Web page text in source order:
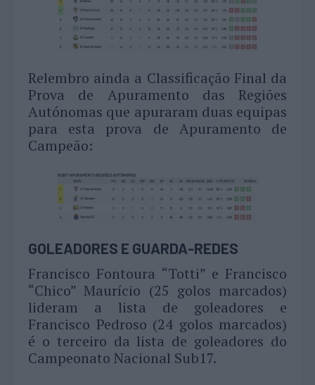
Relembro ainda a Classificação Final da
Prova de Apuramento das Regiões
Autónomas que apuraram duas equipas
para esta prova de Apuramento de
Campeão:
GOLEADORES E GUARDA-REDES
Francisco Fontoura “Totti” e Francisco
“Chico” Maurício (25 golos marcados)
lideram a lista de goleadores e
Francisco Pedroso (24 golos marcados)
é o terceiro da lista de goleadores do
Campeonato Nacional Sub17.